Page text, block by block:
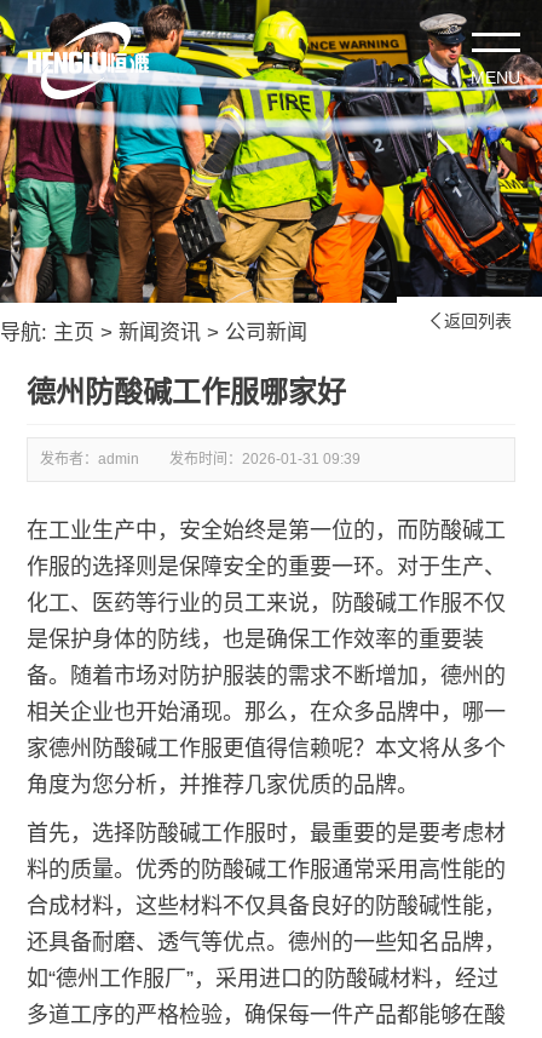
导航: 主页 > 新闻资讯 > 公司新闻  返回列表
德州防酸碱工作服哪家好
发布者：admin 发布时间：2026-01-31 09:39
在工业生产中，安全始终是第一位的，而防酸碱工
作服的选择则是保障安全的重要一环。对于生产、
化工、医药等行业的员工来说，防酸碱工作服不仅
是保护身体的防线，也是确保工作效率的重要装
备。随着市场对防护服装的需求不断增加，德州的
相关企业也开始涌现。那么，在众多品牌中，哪一
家德州防酸碱工作服更值得信赖呢？本文将从多个
角度为您分析，并推荐几家优质的品牌。
首先，选择防酸碱工作服时，最重要的是要考虑材
料的质量。优秀的防酸碱工作服通常采用高性能的
合成材料，这些材料不仅具备良好的防酸碱性能，
还具备耐磨、透气等优点。德州的一些知名品牌，
如“德州工作服厂”，采用进口的防酸碱材料，经过
多道工序的严格检验，确保每一件产品都能够在酸